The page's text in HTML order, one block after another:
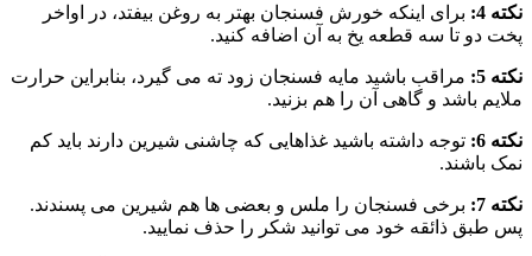
نکته 4:
برای اینکه خورش فسنجان بهتر به روغن بیفتد، در اواخر
پخت دو تا سه قطعه یخ به آن اضافه کنید.
نکته 5:
مراقب باشید مایه فسنجان زود ته می گیرد، بنابراین حرارت
ملایم باشد و گاهی آن را هم بزنید.
نکته 6:
توجه داشته باشید غذاهایی که چاشنی شیرین دارند باید کم
نمک باشند.
نکته 7:
برخی فسنجان را ملس و بعضی ها هم شیرین می پسندند.
پس طبق ذائقه خود می توانید شکر را حذف نمایید.